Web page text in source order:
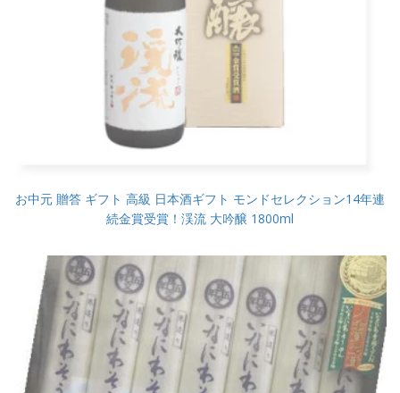
お中元 贈答 ギフト 高級 日本酒ギフト モンドセレクション14年連
続金賞受賞！渓流 大吟醸 1800ml